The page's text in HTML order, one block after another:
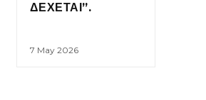
ΔΕΧΕΤΑΙ”.
7 May 2026